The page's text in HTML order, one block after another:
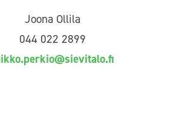
Joona Ollila
044 022 2899